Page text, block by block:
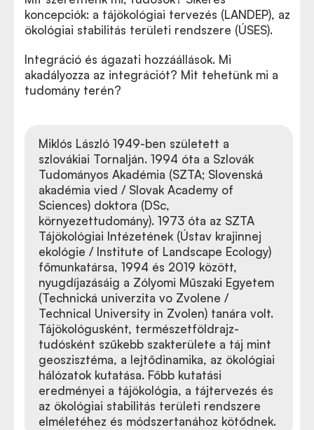
koncepciók: a tájökológiai tervezés (LANDEP), az
ökológiai stabilitás területi rendszere (ÚSES).
Integráció és ágazati hozzáállások. Mi
akadályozza az integrációt? Mit tehetünk mi a
tudomány terén?
Miklós László 1949-ben született a
szlovákiai Tornalján. 1994 óta a Szlovák
Tudományos Akadémia (SZTA; Slovenská
akadémia vied / Slovak Academy of
Sciences) doktora (DSc,
környezettudomány). 1973 óta az SZTA
Tájökológiai Intézetének (Ústav krajinnej
ekológie / Institute of Landscape Ecology)
főmunkatársa, 1994 és 2019 között,
nyugdíjazásáig a Zólyomi Műszaki Egyetem
(Technická univerzita vo Zvolene /
Technical University in Zvolen) tanára volt.
Tájökológusként, természetföldrajz-
tudósként szűkebb szakterülete a táj mint
geoszisztéma, a lejtődinamika, az ökológiai
hálózatok kutatása. Főbb kutatási
eredményei a tájökológia, a tájtervezés és
az ökológiai stabilitás területi rendszere
elméletéhez és módszertanához kötődnek.